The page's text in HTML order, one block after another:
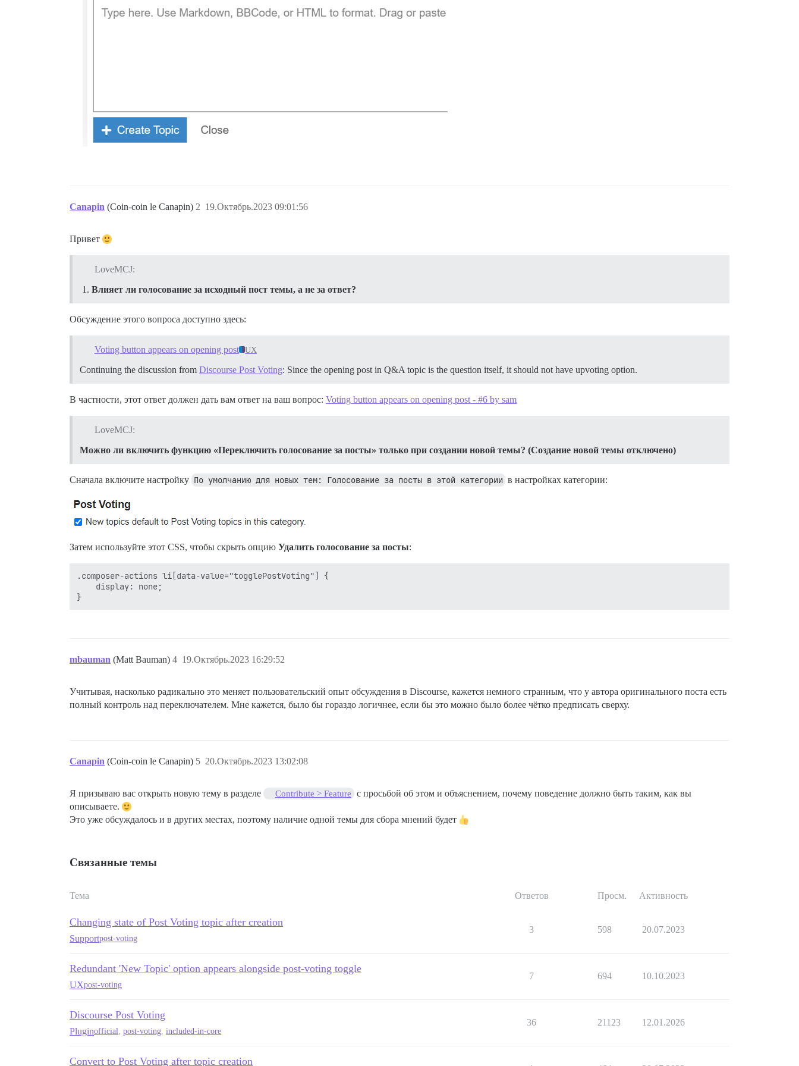
Canapin (Coin-coin le Canapin) 19.Октябрь.2023 09:01:56
2
Привет
LoveMCJ:
Влияет ли голосование за исходный пост темы, а не за ответ?
Обсуждение этого вопроса доступно здесь:
Voting button appears on opening post UX
Continuing the discussion from Discourse Post Voting: Since the opening post in Q&A topic is the question itself, it should not have upvoting option.
В частности, этот ответ должен дать вам ответ на ваш вопрос: Voting button appears on opening post - #6 by sam
LoveMCJ:
Можно ли включить функцию «Переключить голосование за посты» только при создании новой темы? (Создание новой темы отключено)
Сначала включите настройку По умолчанию для новых тем: Голосование за посты в этой категории в настройках категории:
Затем используйте этот CSS, чтобы скрыть опцию Удалить голосование за посты:
.composer-actions li[data-value="togglePostVoting"] {
    display: none;
mbauman (Matt Bauman) 19.Октябрь.2023 16:29:52
4
Учитывая, насколько радикально это меняет пользовательский опыт обсуждения в Discourse, кажется немного странным, что у автора оригинального поста есть
полный контроль над переключателем. Мне кажется, было бы гораздо логичнее, если бы это можно было более чётко предписать сверху.
Canapin (Coin-coin le Canapin) 20.Октябрь.2023 13:02:08
5
Я призываю вас открыть новую тему в разделе Contribute > Feature
с просьбой об этом и объяснением, почему поведение должно быть таким, как вы
описываете.
Это уже обсуждалось и в других местах, поэтому наличие одной темы для сбора мнений будет
Связанные темы
Тема Ответов Просм. Активность
Changing state of Post Voting topic after creation
Supportpost-voting
3 598 20.07.2023
Redundant 'New Topic' option appears alongside post-voting toggle
UXpost-voting
7 694 10.10.2023
Discourse Post Voting
Pluginofficial, post-voting, included-in-core
36 21123 12.01.2026
Convert to Post Voting after topic creation